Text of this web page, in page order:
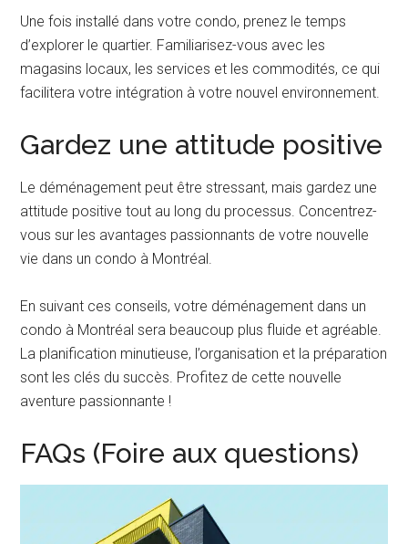
Une fois installé dans votre condo, prenez le temps
d’explorer le quartier. Familiarisez-vous avec les
magasins locaux, les services et les commodités, ce qui
facilitera votre intégration à votre nouvel environnement.
Gardez une attitude positive
Le déménagement peut être stressant, mais gardez une
attitude positive tout au long du processus. Concentrez-
vous sur les avantages passionnants de votre nouvelle
vie dans un condo à Montréal.
En suivant ces conseils, votre déménagement dans un
condo à Montréal sera beaucoup plus fluide et agréable.
La planification minutieuse, l’organisation et la préparation
sont les clés du succès. Profitez de cette nouvelle
aventure passionnante !
FAQs (Foire aux questions)